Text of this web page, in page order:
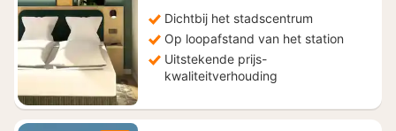
52,15
Dichtbij het stadscentrum
Op loopafstand van het station
Uitstekende prijs-
kwaliteitverhouding